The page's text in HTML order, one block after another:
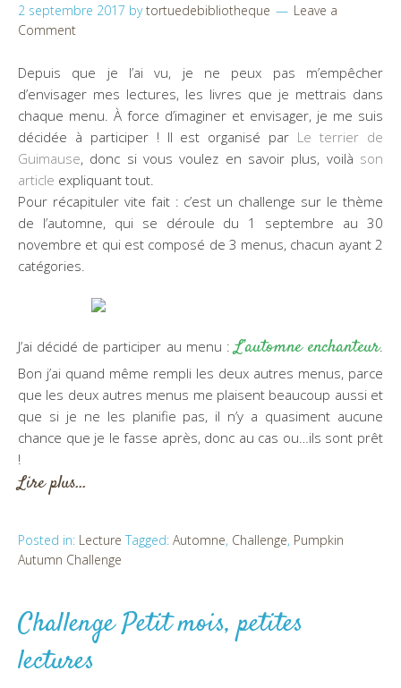
2 septembre 2017 bytortuedebibliotheque
Leave a
Comment
Depuis que je l’ai vu, je ne peux pas m’empêcher
d’envisager mes lectures, les livres que je mettrais dans
chaque menu. À force d’imaginer et envisager, je me suis
décidée à participer ! Il est organisé par Le terrier de
Guimause, donc si vous voulez en savoir plus, voilà son
article expliquant tout.
Pour récapituler vite fait : c’est un challenge sur le thème
de l’automne, qui se déroule du 1 septembre au 30
novembre et qui est composé de 3 menus, chacun ayant 2
catégories.
J’ai décidé de participer au menu : L’automne enchanteur.
Bon j’ai quand même rempli les deux autres menus, parce
que les deux autres menus me plaisent beaucoup aussi et
que si je ne les planifie pas, il n’y a quasiment aucune
chance que je le fasse après, donc au cas ou…ils sont prêt
!
Lire plus…
Posted in: Lecture Tagged: Automne, Challenge, Pumpkin
Autumn Challenge
Challenge Petit mois, petites
lectures